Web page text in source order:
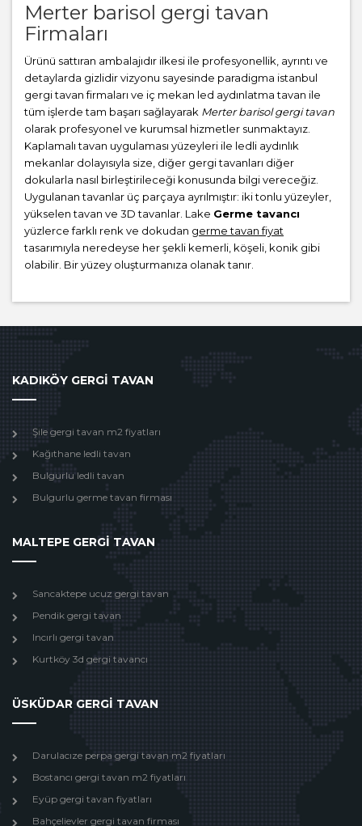
Merter barisol gergi tavan
Firmaları
Ürünü sattıran ambalajıdır ilkesi ile profesyonellik, ayrıntı ve
detaylarda gizlidir vizyonu sayesinde paradigma istanbul
gergi tavan firmaları ve iç mekan led aydınlatma tavan ile
tüm işlerde tam başarı sağlayarak Merter barisol gergi tavan
olarak profesyonel ve kurumsal hizmetler sunmaktayız.
Kaplamalı tavan uygulaması yüzeyleri ile ledli aydınlık
mekanlar dolayısıyla size, diğer gergi tavanları diğer
dokularla nasıl birleştirileceği konusunda bilgi vereceğiz.
Uygulanan tavanlar üç parçaya ayrılmıştır: iki tonlu yüzeyler,
yükselen tavan ve 3D tavanlar. Lake Germe tavancı
yüzlerce farklı renk ve dokudan germe tavan fiyat
tasarımıyla neredeyse her şekli kemerli, köşeli, konik gibi
olabilir. Bir yüzey oluşturmanıza olanak tanır.
KADIKÖY GERGİ TAVAN
Şile gergi tavan m2 fiyatları
Kağıthane ledli tavan
Bulgurlu ledli tavan
Bulgurlu germe tavan firması
MALTEPE GERGİ TAVAN
Sancaktepe ucuz gergi tavan
Pendik gergi tavan
Incırlı gergi tavan
Kurtköy 3d gergi tavancı
ÜSKÜDAR GERGİ TAVAN
Darulacıze perpa gergi tavan m2 fiyatları
Bostancı gergi tavan m2 fiyatları
Eyüp gergi tavan fiyatları
Bahçelievler gergi tavan firması